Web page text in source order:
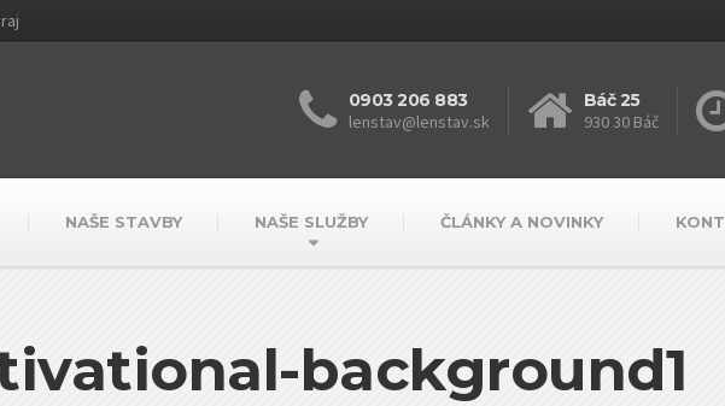
0903 206 883
lenstav@lenstav.sk
Báč 25
930 30 Báč
NAŠE STAVBY NAŠE SLUŽBY ČLÁNKY A NOVINKY
background1